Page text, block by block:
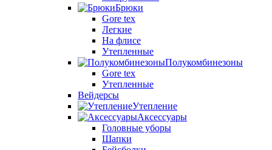
Брюки
Gore tex
Легкие
На флисе
Утепленные
Полукомбинезоны
Gore tex
Утепленные
Вейдерсы
Утепление
Аксессуары
Головные уборы
Шапки